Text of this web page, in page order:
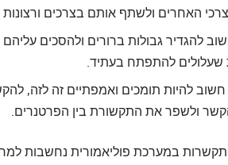
האחרים ולשתף אותם בצרכים
להגדיר גבולות ברורים ולהסכים
שעלולים להתפתח בעתיד.
להיות תומכים ואמפתיים זה לזה,
ולשפר את התקשורת בין הפרטנרים.
במערכת פוליאמורית נחשבות